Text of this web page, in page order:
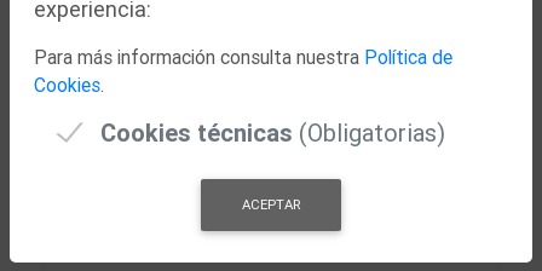
experiencia:
Para más información consulta nuestra Política de
Cookies.
Cookies técnicas (Obligatorias)
ACEPTAR